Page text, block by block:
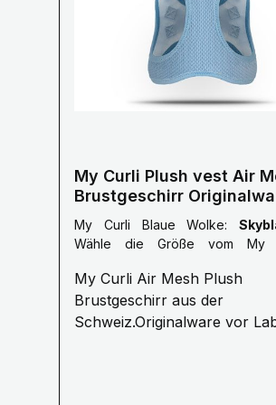
My Curli Plush vest Air
Brustgeschirr
Labelumstellung
My Curli Blaue Wolke:
Wähle die Größe vom My
Brustumfang
My Curli Air Mesh Plush
Brustgeschirr aus der
Schweiz.Originalware vor